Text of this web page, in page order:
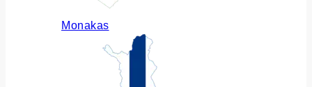
Monakas